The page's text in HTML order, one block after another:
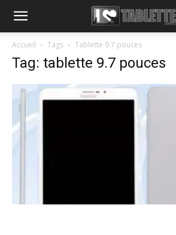
Accueil Tags Tablette 9.7 pouces
Tag: tablette 9.7 pouces